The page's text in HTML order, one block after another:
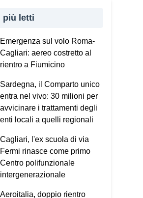
la fiducia oppure chiede
o password. Se
anche solo uno di questi
fermarci e riflettere.
sono due o più, è molto
si tratti di una truffa. In
contattare un
il 112.Oggi le
sempre più spesso
il criminale non ha più un
colpire in qualsiasi
Vademecum non uso
perché quello che conta
qualunque sia il
più letti
Emergenza sul volo Roma-
Cagliari: aereo costretto al
rientro a Fiumicino
Sardegna, il Comparto unico
entra nel vivo: 30 milioni per
avvicinare i trattamenti degli
enti locali a quelli regionali
Cagliari, l'ex scuola di via
Fermi rinasce come primo
Centro polifunzionale
intergenerazionale
Aeroitalia, doppio rientro